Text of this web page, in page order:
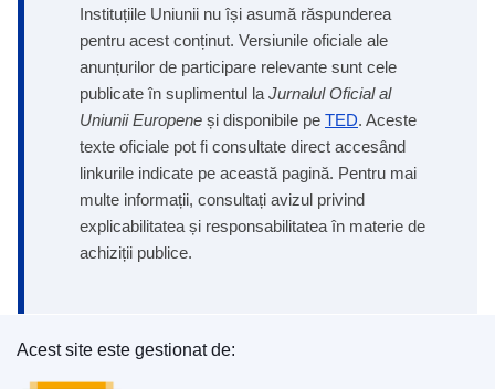
Instituțiile Uniunii nu își asumă răspunderea
pentru acest conținut. Versiunile oficiale ale
anunțurilor de participare relevante sunt cele
publicate în suplimentul la Jurnalul Oficial al
Uniunii Europene și disponibile pe TED. Aceste
texte oficiale pot fi consultate direct accesând
linkurile indicate pe această pagină. Pentru mai
multe informații, consultați avizul privind
explicabilitatea și responsabilitatea în materie de
achiziții publice.
Oficiul pentru Publicații al Uniunii Europene
Acest site este gestionat de: